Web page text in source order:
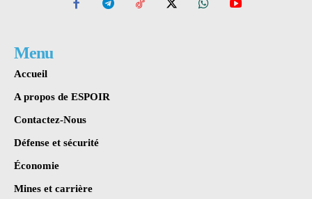
Menu
Accueil
A propos de ESPOIR
Contactez-Nous
Défense et sécurité
Économie
Mines et carrière